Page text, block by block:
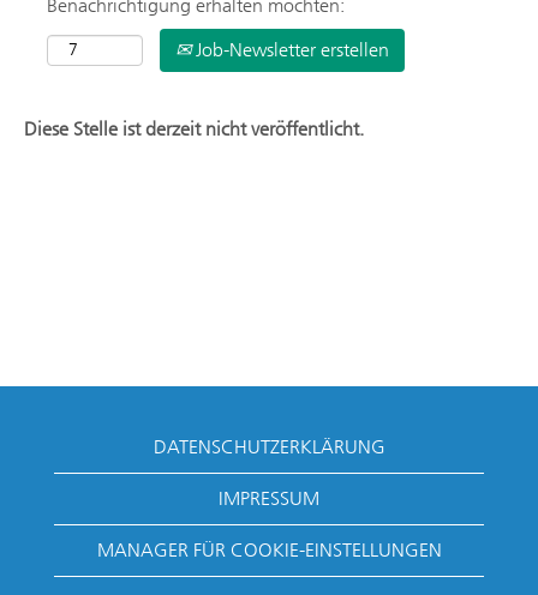
Benachrichtigung erhalten möchten:
Job-Newsletter erstellen
Diese Stelle ist derzeit nicht veröffentlicht.
DATENSCHUTZERKLÄRUNG
IMPRESSUM
MANAGER FÜR COOKIE-EINSTELLUNGEN